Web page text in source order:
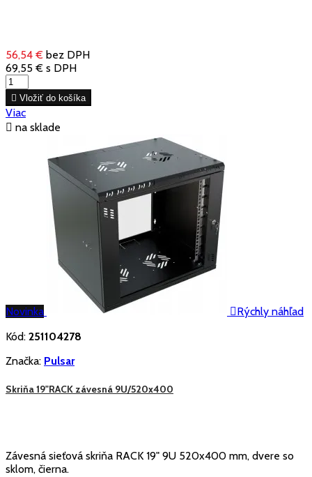
56,54 € bez DPH
69,55 € s DPH
 Vložiť do košíka
Viac
 na sklade
Novinka Rýchly náhľad
Kód: 251104278
Značka: Pulsar
Skriňa 19"RACK závesná 9U/520x400
Závesná sieťová skriňa RACK 19" 9U 520x400 mm, dvere so
sklom, čierna.